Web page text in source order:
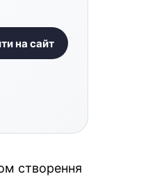
на сайт
створення